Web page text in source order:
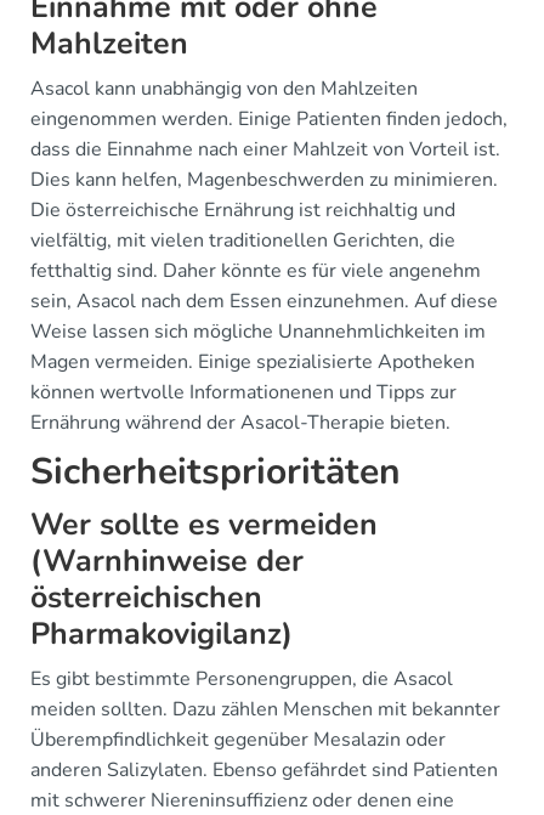
Mahlzeiten
Asacol kann unabhängig von den Mahlzeiten
eingenommen werden. Einige Patienten finden jedoch,
dass die Einnahme nach einer Mahlzeit von Vorteil ist.
Dies kann helfen, Magenbeschwerden zu minimieren.
Die österreichische Ernährung ist reichhaltig und
vielfältig, mit vielen traditionellen Gerichten, die
fetthaltig sind. Daher könnte es für viele angenehm
sein, Asacol nach dem Essen einzunehmen. Auf diese
Weise lassen sich mögliche Unannehmlichkeiten im
Magen vermeiden. Einige spezialisierte Apotheken
können wertvolle Informationenen und Tipps zur
Ernährung während der Asacol-Therapie bieten.
Sicherheitsprioritäten
Wer sollte es vermeiden
(Warnhinweise der
österreichischen
Pharmakovigilanz)
Es gibt bestimmte Personengruppen, die Asacol
meiden sollten. Dazu zählen Menschen mit bekannter
Überempfindlichkeit gegenüber Mesalazin oder
anderen Salizylaten. Ebenso gefährdet sind Patienten
mit schwerer Niereninsuffizienz oder denen eine